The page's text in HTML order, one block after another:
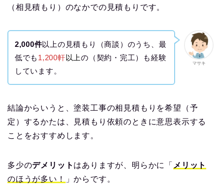
（相見積もり）のなかでの見積もりです。
マサキ
2,000件以上の見積もり（商談）のうち、最
低でも 1,200軒以上の（契約・完工）も経験
しています。
結論からいうと、塗装工事の相見積もりを希望（予
定）するかたは、見積もり依頼のときに意思表示する
ことをおすすめします。
多少のデメリット はありますが、明らかに「 メリット
のほうが多い！
」からです。